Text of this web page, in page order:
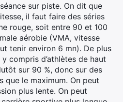
sur piste. On dit que
il faut faire des séries
rouge, soit entre 90 et 100
aérobie (VMA, vitesse
tenir environ 6 mn). De plus
y compris d’athlètes de haut
sur 90 %, donc sur des
que le maximum. On peut
plus lente. On peut